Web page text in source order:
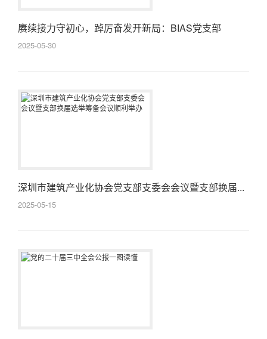
赓续接力守初心，踔厉奋发开新局：BIAS党支部
2025...
2025-05-30
深圳市建筑产业化协会党支部支委会会议暨支部换届...
2025-05-15